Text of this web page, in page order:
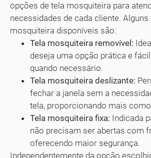
opções de tela mosquiteira para
necessidades de cada cliente. Alguns
mosquiteira disponíveis são:
Tela mosquiteira removível:
deseja uma opção prática e
quando necessário.
Tela mosquiteira deslizante:
fechar a janela sem a
tela, proporcionando mais
Tela mosquiteira fixa: Indicada
não precisam ser abertas com
oferecendo maior segurança.
Independentemente da opção